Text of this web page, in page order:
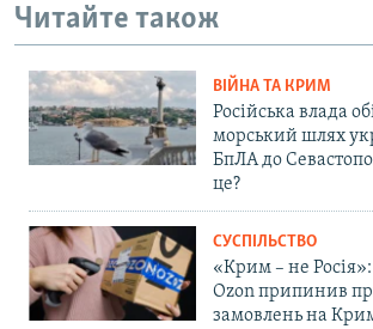
Читайте також
ВІЙНА ТА КРИМ
Російська влада
морський шлях
БпЛА до
це?
СУСПІЛЬСТВО
«Крим – не
Ozon припинив
замовлень на